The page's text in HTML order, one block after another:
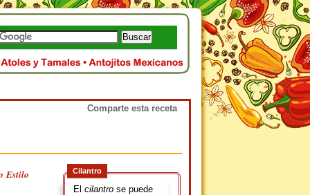
Estilo Cilantro
El cilantro se puede
Comparte esta receta